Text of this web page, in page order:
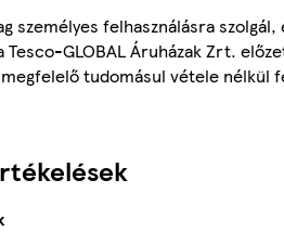
személyes felhasználásra szolgál,
GLOBAL Áruházak Zrt.
tudomásul vétele nélkül